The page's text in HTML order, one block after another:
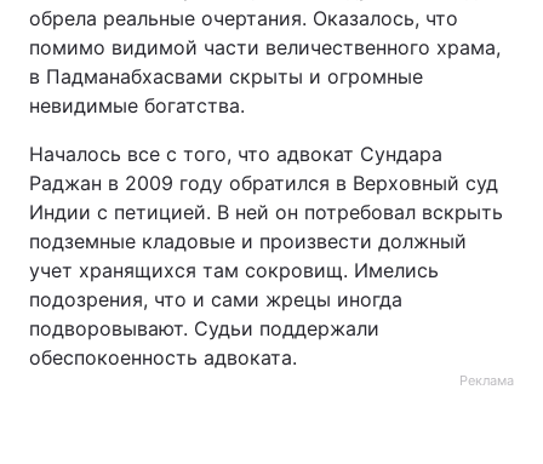
обрела реальные очертания. Оказалось, что
помимо видимой части величественного храма,
в Падманабхасвами скрыты и огромные
невидимые богатства.
Началось все с того, что адвокат Сундара
Раджан в 2009 году обратился в Верховный суд
Индии с петицией. В ней он потребовал вскрыть
подземные кладовые и произвести должный
учет хранящихся там сокровищ. Имелись
подозрения, что и сами жрецы иногда
подворовывают. Судьи поддержали
обеспокоенность адвоката.
Реклама